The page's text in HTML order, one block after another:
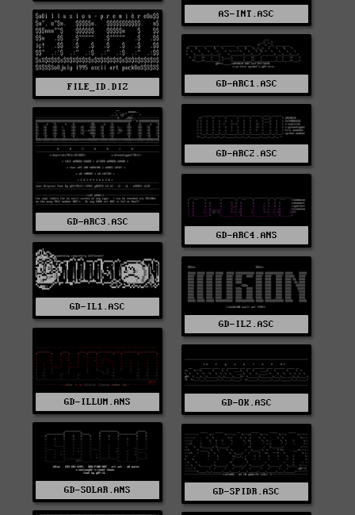
AS-INT.ASC
FILE_ID.DIZ GD-ARC1.ASC
GD-ARC2.ASC
GD-ARC3.ASC
GD-ARC4.ANS
GD-IL1.ASC
GD-IL2.ASC
GD-ILLUM.ANS GD-OK.ASC
GD-SOLAR.ANS GD-SPIDR.ASC